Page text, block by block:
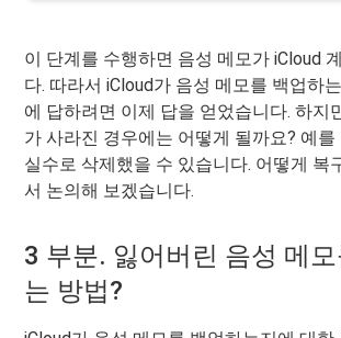
이 단계를 수행하면 음성 메모가 iCloud
다. 따라서 iCloud가 음성 메모를 백업하
에 답하려면 이제 답을 얻었습니다. 하지
가 사라진 경우에는 어떻게 될까요? 예를
실수로 삭제했을 수 있습니다. 어떻게 복
서 논의해 보겠습니다.
3 부분. 잃어버린 음성 메
는 방법?